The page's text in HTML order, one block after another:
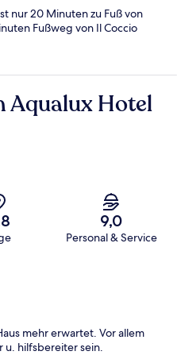
nur 20 Minuten zu Fuß von
Fußweg von Il Coccio
Aqualux Hotel
9,0
Personal & Service
mehr erwartet. Vor allem
u. hilfsbereiter sein.